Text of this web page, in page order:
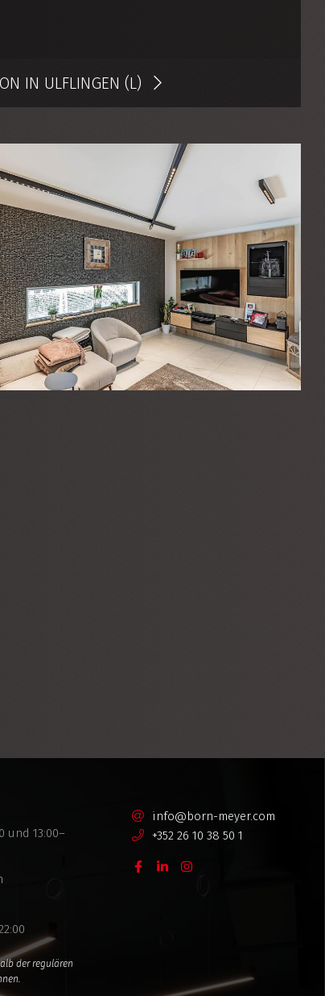
IN ULFLINGEN (L)
und 13:00–
der regulären
info@born-meyer.com
+352 26 10 38 50 1